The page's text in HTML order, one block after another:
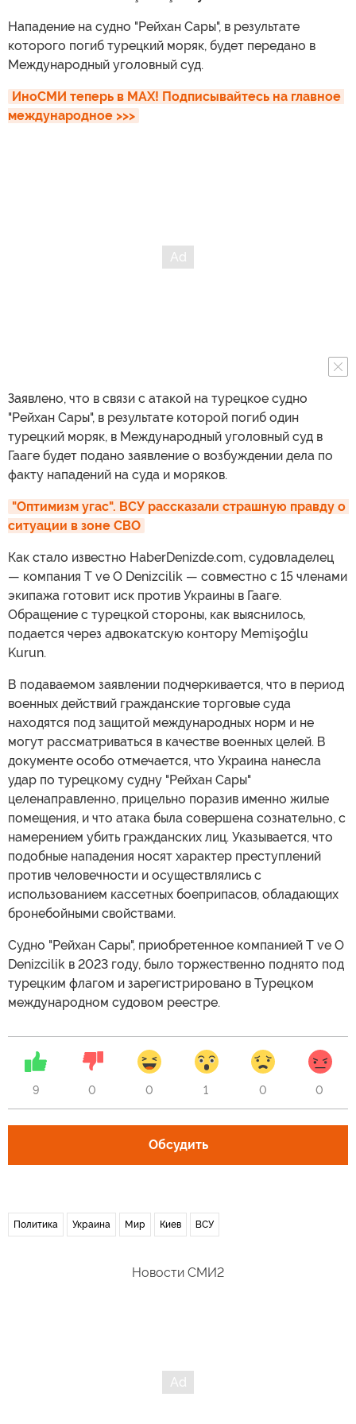
Нападение на судно "Рейхан Сары", в результате
которого погиб турецкий моряк, будет передано в
Международный уголовный суд.
ИноСМИ теперь в MAX! Подписывайтесь на главное
международное >>>
Заявлено, что в связи с атакой на турецкое судно
"Рейхан Сары", в результате которой погиб один
турецкий моряк, в Международный уголовный суд в
Гааге будет подано заявление о возбуждении дела по
факту нападений на суда и моряков.
"Оптимизм угас". ВСУ рассказали страшную правду о
ситуации в зоне СВО
Как стало известно HaberDenizde.com, судовладелец
— компания T ve O Denizcilik — совместно с 15 членами
экипажа готовит иск против Украины в Гааге.
Обращение с турецкой стороны, как выяснилось,
подается через адвокатскую контору Memişoğlu
Kurun.
В подаваемом заявлении подчеркивается, что в период
военных действий гражданские торговые суда
находятся под защитой международных норм и не
могут рассматриваться в качестве военных целей. В
документе особо отмечается, что Украина нанесла
удар по турецкому судну "Рейхан Сары"
целенаправленно, прицельно поразив именно жилые
помещения, и что атака была совершена сознательно, с
намерением убить гражданских лиц. Указывается, что
подобные нападения носят характер преступлений
против человечности и осуществлялись с
использованием кассетных боеприпасов, обладающих
бронебойными свойствами.
Судно "Рейхан Сары", приобретенное компанией T ve O
Denizcilik в 2023 году, было торжественно поднято под
турецким флагом и зарегистрировано в Турецком
международном судовом реестре.
9 0 0 1 0 0
Обсудить
Политика Украина Мир Киев ВСУ
Новости СМИ2